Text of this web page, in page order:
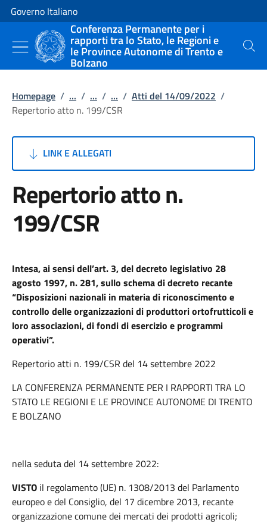
Vai al contenuto
Vai alla navigazione del sito
Governo Italiano
Conferenza Permanente per i
rapporti tra lo Stato, le Regioni e
le Province Autonome di Trento e
Bolzano
Cerca
Homepage / ... / ... / ... / Atti del 14/09/2022 /
Repertorio atto n. 199/CSR
LINK E ALLEGATI
Repertorio atto n.
199/CSR
Intesa, ai sensi dell’art. 3, del decreto legislativo 28
agosto 1997, n. 281, sullo schema di decreto recante
“Disposizioni nazionali in materia di riconoscimento e
controllo delle organizzazioni di produttori ortofrutticoli e
loro associazioni, di fondi di esercizio e programmi
operativi”.
Repertorio atti n. 199/CSR del 14 settembre 2022
LA CONFERENZA PERMANENTE PER I RAPPORTI TRA LO
STATO LE REGIONI E LE PROVINCE AUTONOME DI TRENTO
E BOLZANO
nella seduta del 14 settembre 2022:
VISTO il regolamento (UE) n. 1308/2013 del Parlamento
europeo e del Consiglio, del 17 dicembre 2013, recante
organizzazione comune dei mercati dei prodotti agricoli;